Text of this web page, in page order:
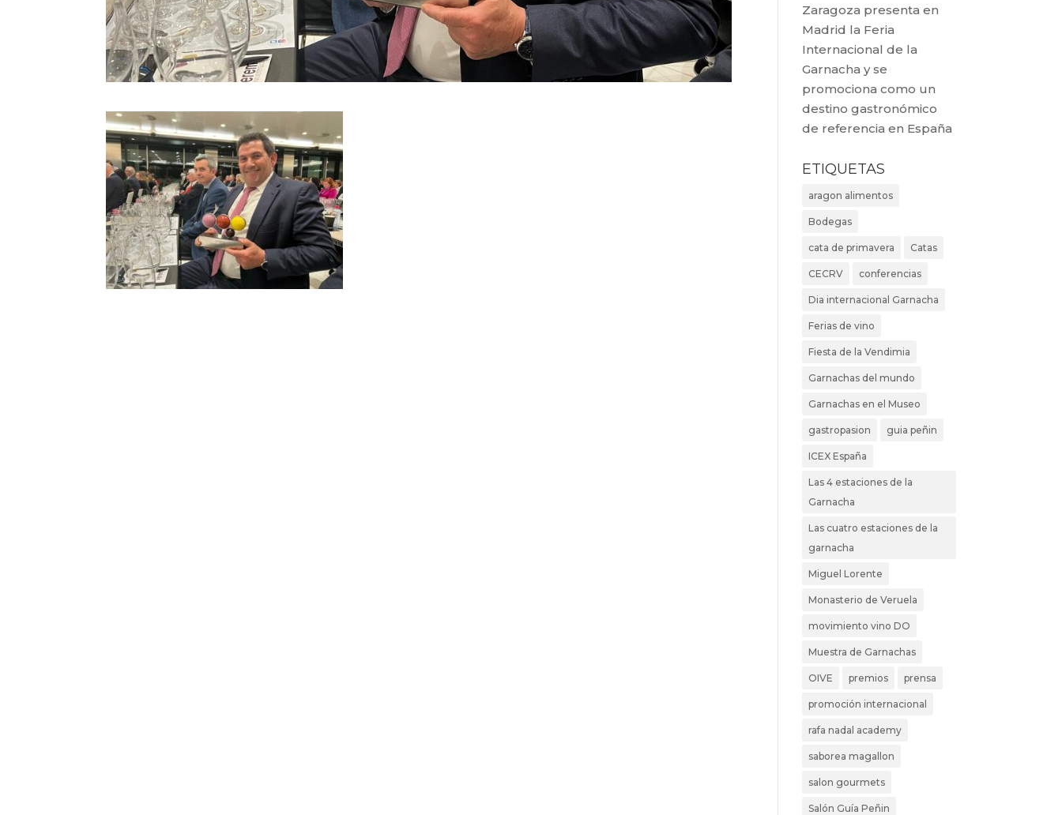
Zaragoza presenta en
Madrid la Feria
Internacional de la
Garnacha y se
promociona como un
destino gastronómico
de referencia en España
ETIQUETAS
aragon alimentos
Bodegas
cata de primavera Catas
CECRV conferencias
Dia internacional Garnacha
Ferias de vino
Fiesta de la Vendimia
Garnachas del mundo
Garnachas en el Museo
gastropasion guia peñin
ICEX España
Las 4 estaciones de la
Garnacha
Las cuatro estaciones de la
garnacha
Miguel Lorente
Monasterio de Veruela
movimiento vino DO
Muestra de Garnachas
OIVE premios prensa
promoción internacional
rafa nadal academy
saborea magallon
salon gourmets
Salón Guía Peñin